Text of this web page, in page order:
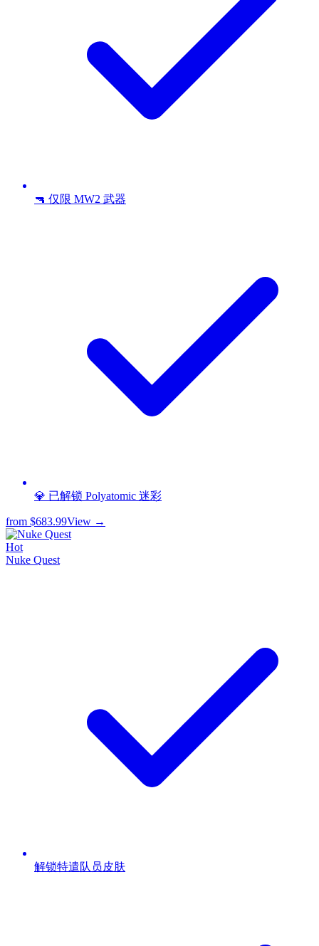
🔫 仅限 MW2 武器
💎 已解锁 Polyatomic 迷彩
from $683.99View →
Hot
Nuke Quest
解锁特遣队员皮肤